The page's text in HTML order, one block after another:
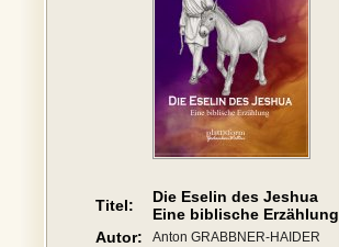
Titel:
Die Eselin des Jeshua
Eine biblische Erzählung
Autor:
Anton GRABBNER-HAIDER